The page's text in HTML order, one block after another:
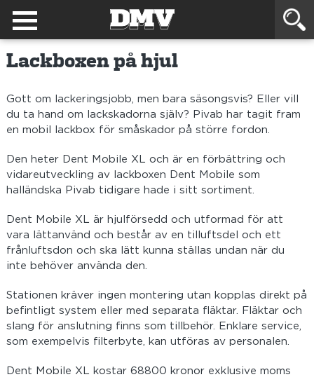
Lackboxen på hjul
Gott om lackeringsjobb, men bara säsongsvis? Eller vill
du ta hand om lackskadorna själv? Pivab har tagit fram
en mobil lackbox för småskador på större fordon.
Den heter Dent Mobile XL och är en förbättring och
vidareutveckling av lackboxen Dent Mobile som
halländska Pivab tidigare hade i sitt sortiment.
Dent Mobile XL är hjulförsedd och utformad för att
vara lättanvänd och består av en tilluftsdel och ett
frånluftsdon och ska lätt kunna ställas undan när du
inte behöver använda den.
Stationen kräver ingen montering utan kopplas direkt på
befintligt system eller med separata fläktar. Fläktar och
slang för anslutning finns som tillbehör. Enklare service,
som exempelvis filterbyte, kan utföras av personalen.
Dent Mobile XL kostar 68800 kronor exklusive moms